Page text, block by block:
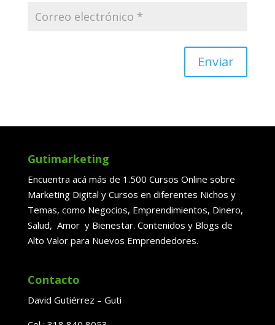
Enviar
Gutimarketing
Encuentra acá más de 1.500 Cursos Online sobre
Marketing Digital y Cursos en diferentes Nichos y
Temas, como Negocios, Emprendimientos, Dinero,
Salud, Amor y Bienestar. Contenidos y Blogs de
Alto Valor para Nuevos Emprendedores.
Contacto
David Gutiérrez – Guti